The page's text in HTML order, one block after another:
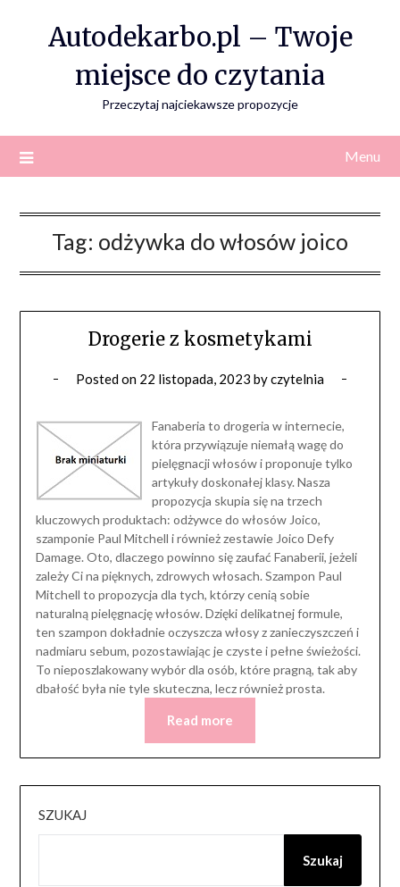
Autodekarbo.pl – Twoje
miejsce do czytania
Przeczytaj najciekawsze propozycje
Menu
Tag: odżywka do włosów joico
Drogerie z kosmetykami
Posted on 22 listopada, 2023 byczytelnia
Fanaberia to drogeria w internecie,
która przywiązuje niemałą wagę do
pielęgnacji włosów i proponuje tylko
artykuły doskonałej klasy. Nasza
propozycja skupia się na trzech
kluczowych produktach: odżywce do włosów Joico,
szamponie Paul Mitchell i również zestawie Joico Defy
Damage. Oto, dlaczego powinno się zaufać Fanaberii, jeżeli
zależy Ci na pięknych, zdrowych włosach. Szampon Paul
Mitchell to propozycja dla tych, którzy cenią sobie
naturalną pielęgnację włosów. Dzięki delikatnej formule,
ten szampon dokładnie oczyszcza włosy z zanieczyszczeń i
nadmiaru sebum, pozostawiając je czyste i pełne świeżości.
To nieposzlakowany wybór dla osób, które pragną, tak aby
dbałość była nie tyle skuteczna, lecz również prosta.
Read more
SZUKAJ
Szukaj